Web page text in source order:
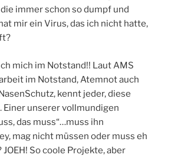
immer schon so dumpf und
mir ein Virus, das ich nicht hatte,
mich im Notstand!! Laut AMS
im Notstand, Atemnot auch
kennt jeder, diese
Einer unserer vollmundigen
das muss“…muss ihn
mag nicht müssen oder muss eh
So coole Projekte, aber